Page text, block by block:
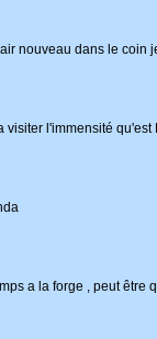
nouveau dans le coin
visiter l'immensité qu'est
a la forge , peut